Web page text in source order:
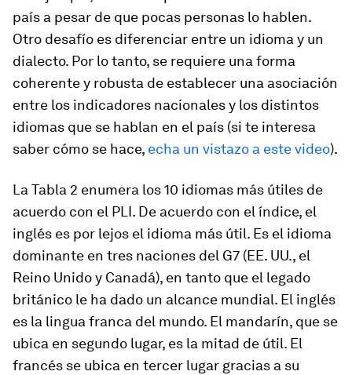
país a pesar de que pocas personas lo hablen.
Otro desafío es diferenciar entre un idioma y un
dialecto. Por lo tanto, se requiere una forma
coherente y robusta de establecer una asociación
entre los indicadores nacionales y los distintos
idiomas que se hablan en el país (si te interesa
saber cómo se hace, echa un vistazo a este video).
La Tabla 2 enumera los 10 idiomas más útiles de
acuerdo con el PLI. De acuerdo con el índice, el
inglés es por lejos el idioma más útil. Es el idioma
dominante en tres naciones del G7 (EE. UU., el
Reino Unido y Canadá), en tanto que el legado
británico le ha dado un alcance mundial. El inglés
es la lingua franca del mundo. El mandarín, que se
ubica en segundo lugar, es la mitad de útil. El
francés se ubica en tercer lugar gracias a su